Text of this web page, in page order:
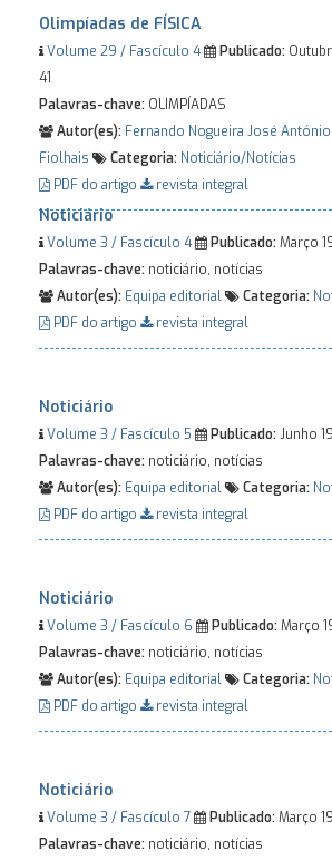
Olimpíadas de FÍSICA
Volume 29 / Fascículo 4 Publicado:
41
Palavras-chave: OLIMPÍADAS
Autor(es): Fernando Nogueira José António
Fiolhais
Categoria: Noticiário/Notícias
PDF do artigo
revista integral
Noticiário
Volume 3 / Fascículo 4 Publicado:Março
Palavras-chave: noticiário, notícias
Autor(es): Equipa editorial Categoria:
PDF do artigo
revista integral
Noticiário
Volume 3 / Fascículo 5 Publicado:Junho
Palavras-chave: noticiário, notícias
Autor(es): Equipa editorial Categoria:
PDF do artigo
revista integral
Noticiário
Volume 3 / Fascículo 6 Publicado:Março
Palavras-chave: noticiário, notícias
Autor(es): Equipa editorial Categoria:
PDF do artigo
revista integral
Noticiário
Volume 3 / Fascículo 7 Publicado:Março
Palavras-chave: noticiário, notícias